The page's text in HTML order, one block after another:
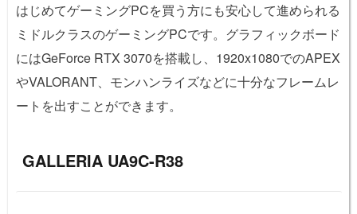
はじめてゲーミングPCを買う方にも安心して進められる
ミドルクラスのゲーミングPCです。グラフィックボード
にはGeForce RTX 3070を搭載し、1920x1080でのAPEX
やVALORANT、モンハンライズなどに十分なフレームレ
ートを出すことができます。
GALLERIA UA9C-R38